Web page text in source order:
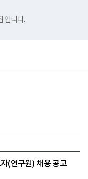
입니다.
검
(연구원) 채용 공고